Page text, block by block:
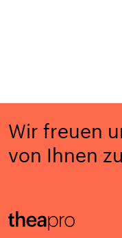
Wir freuen
von Ihnen